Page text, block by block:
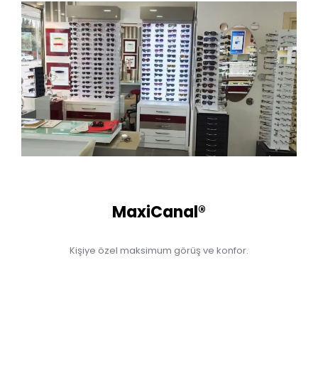
MaxiCanal®
Kişiye özel maksimum görüş ve konfor.